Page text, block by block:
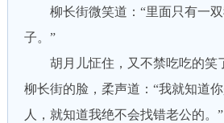
柳长街微笑道：“里面只有一双
子。”
胡月儿怔住，又不禁吃吃的笑
柳长街的脸，柔声道：“我就知道
人，就知道我绝不会找错老公的。”